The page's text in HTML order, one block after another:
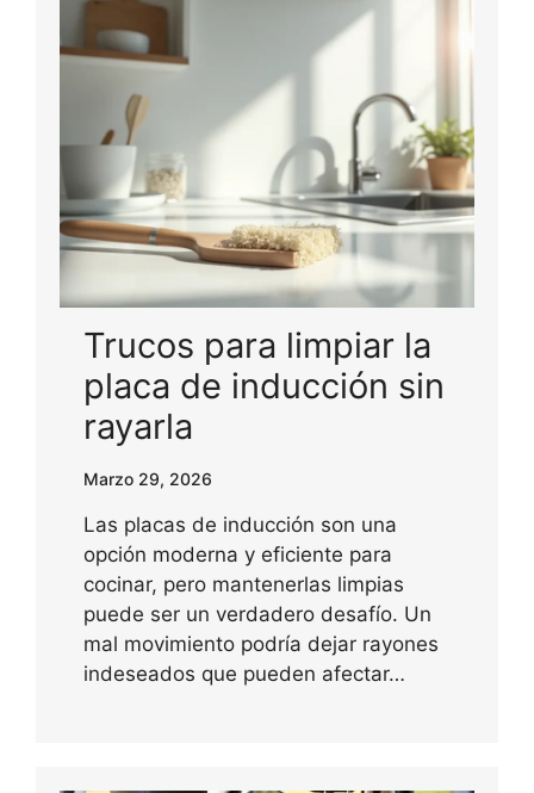
Trucos para limpiar la
placa de inducción sin
rayarla
Marzo 29, 2026
Las placas de inducción son una
opción moderna y eficiente para
cocinar, pero mantenerlas limpias
puede ser un verdadero desafío. Un
mal movimiento podría dejar rayones
indeseados que pueden afectar…